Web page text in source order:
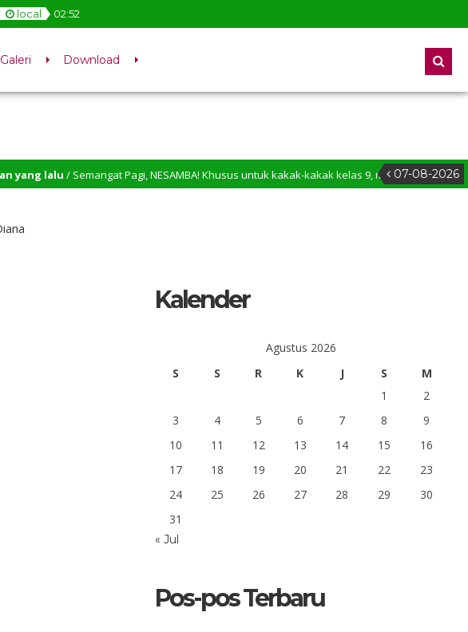
local 02:52
Galeri Download
07-08-2026
lalu/ Semangat Pagi, NESAMBA! Khusus untuk kakak-kakak kelas 9, momen penentuan
Kalender
Agustus 2026
S
S R K J S
M
1
2
3
4 5 6 7 8
9
10
11 12 13 14 15
16
17
18 19 20 21 22
23
24
25 26 27 28 29
30
31
« Jul
Pos-pos Terbaru